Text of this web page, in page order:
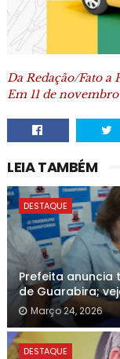
Da Redação/Fato a
Em 11 de
LEIA TAMBÉM
DESTAQUE
Prefeita anuncia
de Guarabira;
Março 24, 2026
DESTAQUE